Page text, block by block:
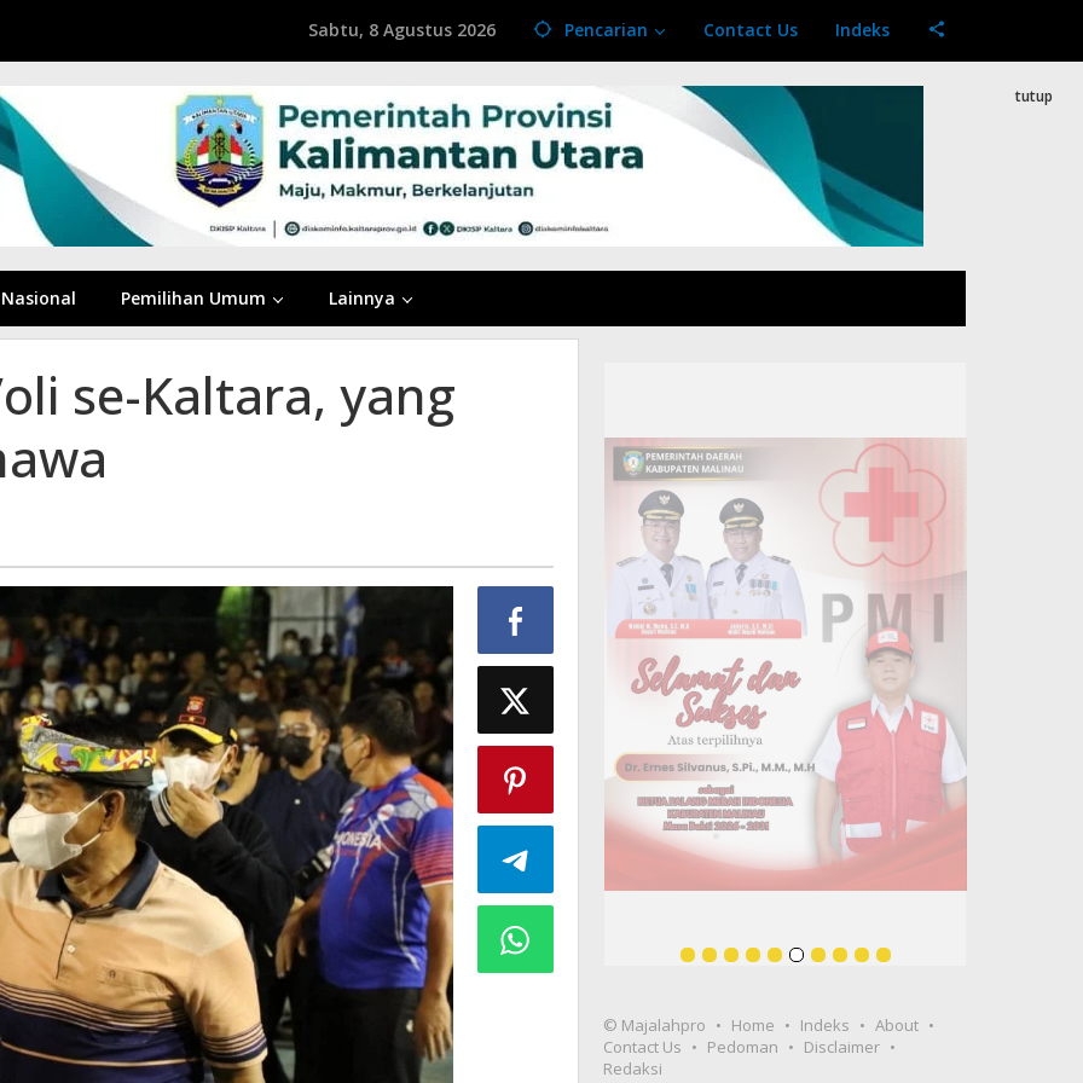
Sabtu, 8 Agustus 2026 Pencarian Contact Us Indeks
Nasional Pemilihan Umum Lainnya
tutup
se-Kaltara, yang
© Majalahpro Home Indeks
About
Contact Us
Pedoman
Disclaimer
Redaksi